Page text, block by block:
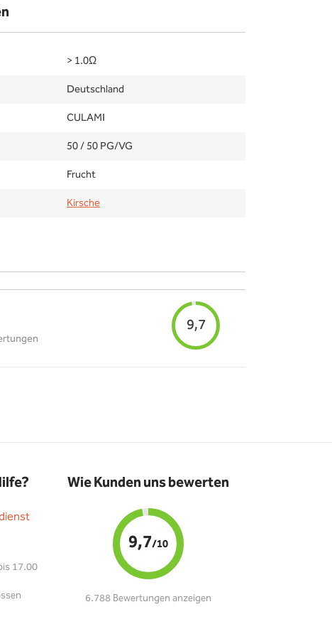
> 1.0Ω
Deutschland
CULAMI
50 / 50 PG/VG
Frucht
Kirsche
9,7
17.00
Wie Kunden uns bewerten
9,7/10
6.788 Bewertungen anzeigen